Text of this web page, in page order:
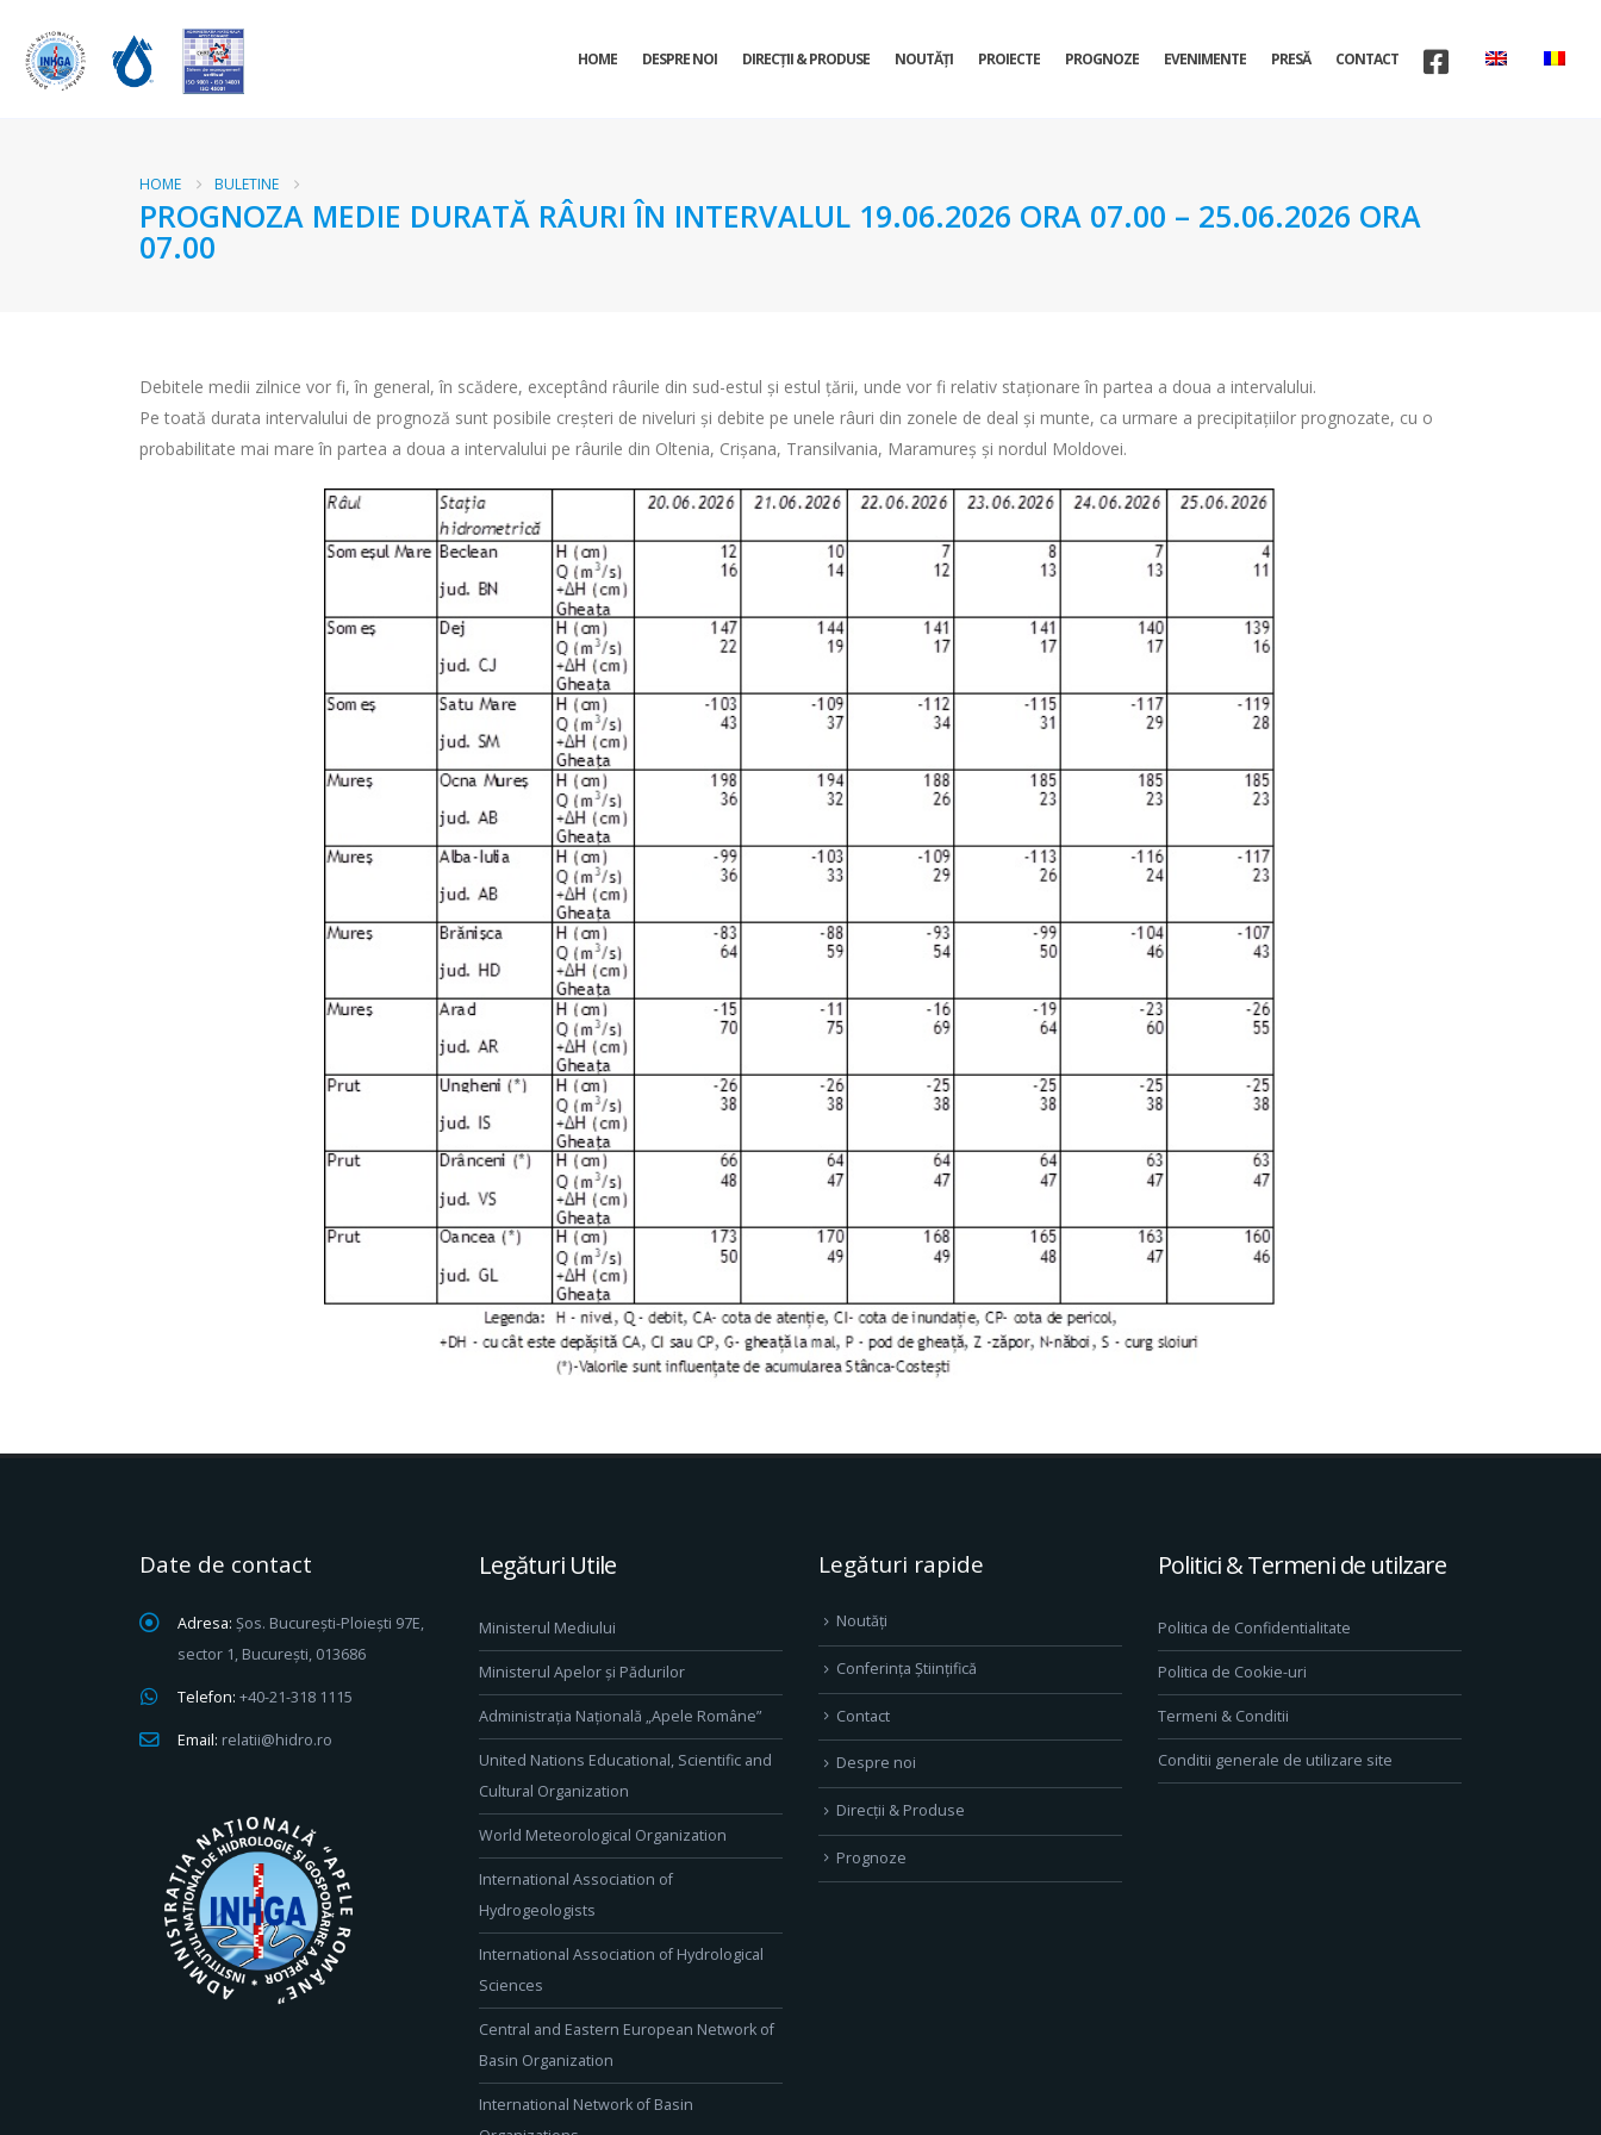
HOME DESPRE NOI DIRECŢII & PRODUSE NOUTĂȚI PROIECTE PROGNOZE EVENIMENTE PRESĂ CONTACT
HOME BULETINE
PROGNOZA MEDIE DURATĂ RÂURI ÎN INTERVALUL 19.06.2026 ORA 07.00 – 25.06.2026 ORA
07.00
Debitele medii zilnice vor fi, în general, în scădere, exceptând râurile din sud-estul și estul țării, unde vor fi relativ staționare în partea a doua a intervalului.
Pe toată durata intervalului de prognoză sunt posibile creșteri de niveluri și debite pe unele râuri din zonele de deal și munte, ca urmare a precipitațiilor prognozate, cu o
probabilitate mai mare în partea a doua a intervalului pe râurile din Oltenia, Crișana, Transilvania, Maramureș și nordul Moldovei.
Date de contact
Adresa: Șos. București-Ploiești 97E,
sector 1, București, 013686
Telefon: +40-21-318 1115
Email: relatii@hidro.ro
Legături Utile
Ministerul Mediului
Ministerul Apelor și Pădurilor
Administrația Națională „Apele Române”
United Nations Educational, Scientific and
Cultural Organization
World Meteorological Organization
International Association of
Hydrogeologists
International Association of Hydrological
Sciences
Central and Eastern European Network of
Basin Organization
International Network of Basin
Legături rapide
Noutăți
Conferința Științifică
Contact
Despre noi
Direcţii & Produse
Prognoze
Politici & Termeni de utilzare
Politica de Confidentialitate
Politica de Cookie-uri
Termeni & Conditii
Conditii generale de utilizare site